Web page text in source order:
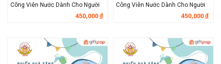
Công Viên Nước Dành Cho Người
450,000 đ
Công Viên Nước Dành Cho Người
450,000 đ